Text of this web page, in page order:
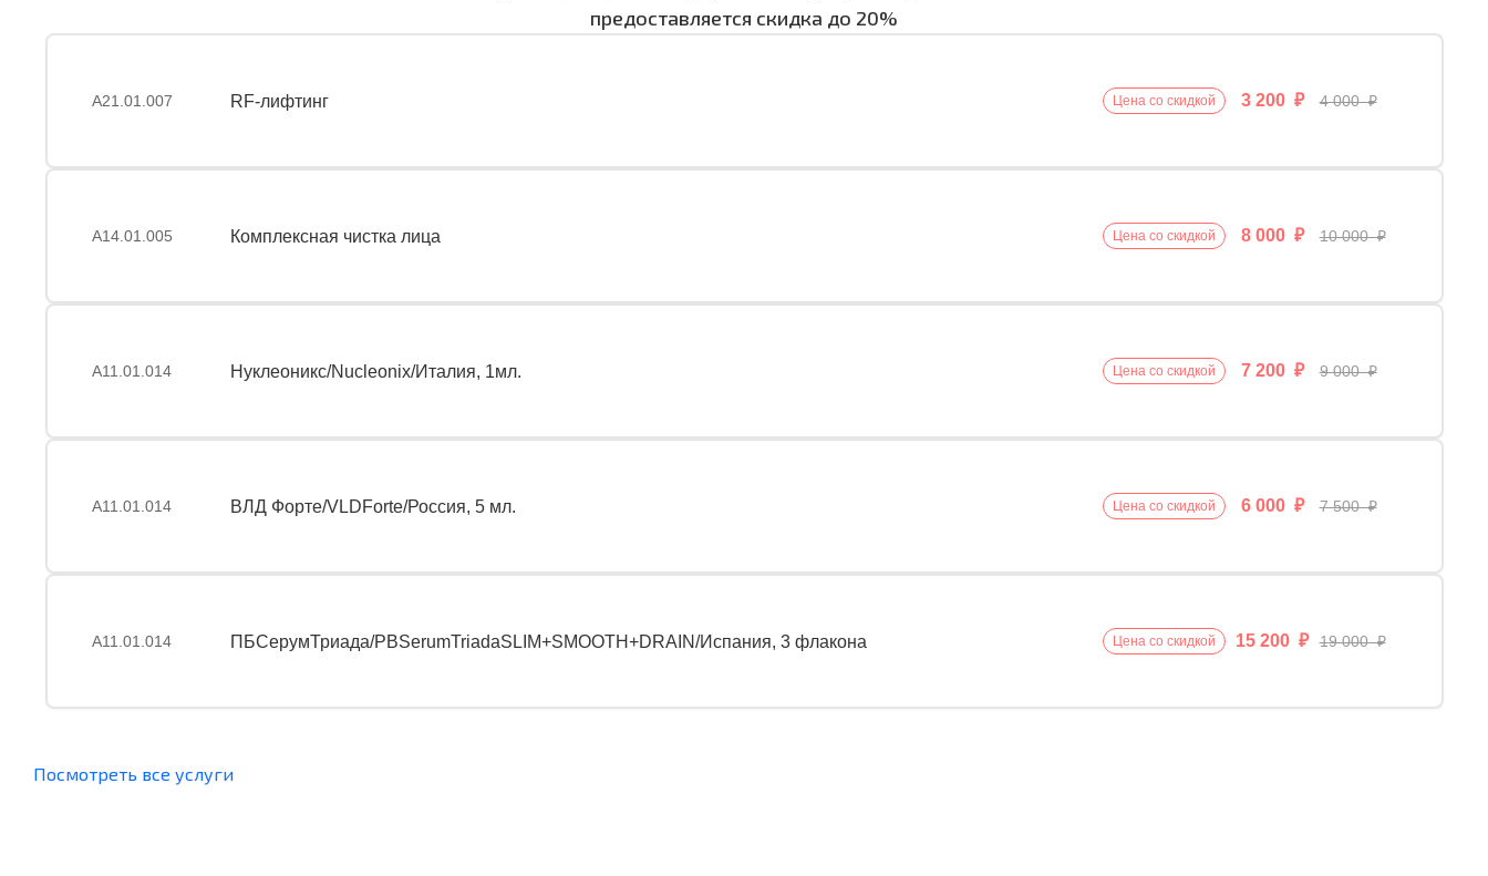
предоставляется скидка до 20%
А21.01.007 RF-лифтинг Цена со скидкой 3 200 ₽ 4 000 ₽
А14.01.005 Комплексная чистка лица Цена со скидкой 8 000 ₽ 10 000 ₽
А11.01.014 Нуклеоникс/Nucleonix/Италия, 1мл. Цена со скидкой 7 200 ₽ 9 000 ₽
А11.01.014 ВЛД Форте/VLDForte/Россия, 5 мл. Цена со скидкой 6 000 ₽ 7 500 ₽
А11.01.014 ПБСерумТриада/PBSerumTriadaSLIM+SMOOTH+DRAIN/Испания, 3 флакона Цена со скидкой 15 200 ₽ 19 000 ₽
Посмотреть все услуги